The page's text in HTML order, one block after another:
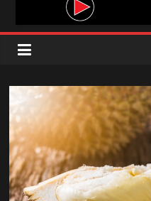
คลื่น
เพลง
ฮิต
สุด